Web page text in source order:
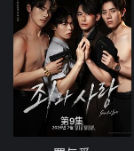
第9集